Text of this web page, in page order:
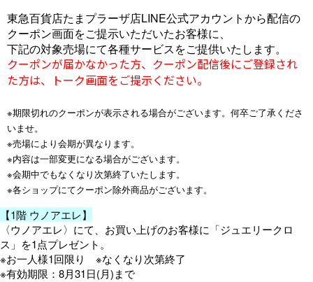
東急百貨店たまプラーザ店LINE公式アカウントから配信の
クーポン画面をご提示いただいたお客様に、
下記の対象売場にて各種サービスをご提供いたします。
クーポンが届かなかった方、クーポン配信後にご登録され
た方は、トーク画面をご提示ください。
※期限切れのクーポンが表示される場合がございます。何卒ご了承くださ
いませ。
※売場により会期が異なります。
※内容は一部変更になる場合がございます。
※会期中でもなくなり次第終了いたします。
※各ショップにてクーポン除外商品がございます。
【1階 ウノアエレ】
〈ウノアエレ〉にて、お買い上げのお客様に「ジュエリークロ
ス」を1点プレゼント。
※お一人様1回限り ※なくなり次第終了
※有効期限：8月31日(月)まで